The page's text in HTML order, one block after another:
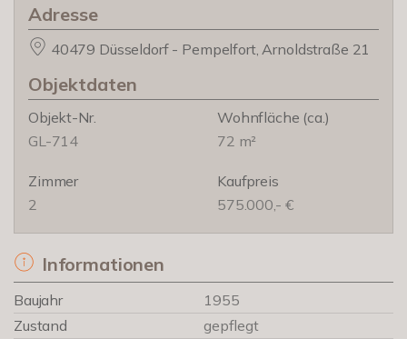
Adresse
40479 Düsseldorf - Pempelfort, Arnoldstraße 21
Objektdaten
Objekt-Nr.
GL-714
Wohnfläche (ca.)
72 m²
Zimmer
2
Kaufpreis
575.000,- €
Informationen
Baujahr
1955
Zustand
gepflegt